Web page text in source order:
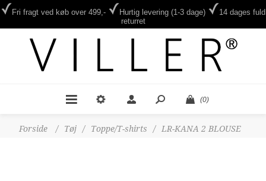
Fri fragt ved køb over 499,- Hurtig levering (1-3 dage)
14 dages fuld
returret
(0)
Forside / Tøj / Toppe/T-shirts / LR-KANA 2 BLOUSE